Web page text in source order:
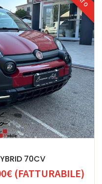
70CV
(FATTURABILE)